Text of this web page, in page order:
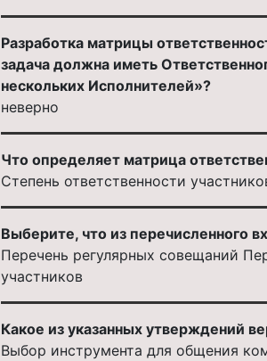
Разработка матрицы
задача должна иметь
нескольких Исполнителей»?
неверно
Что определяет матрица
Степень ответственности
Выберите, что из перечисленного
Перечень регулярных совещаний
участников
Какое из указанных утверждений
Выбор инструмента для общения